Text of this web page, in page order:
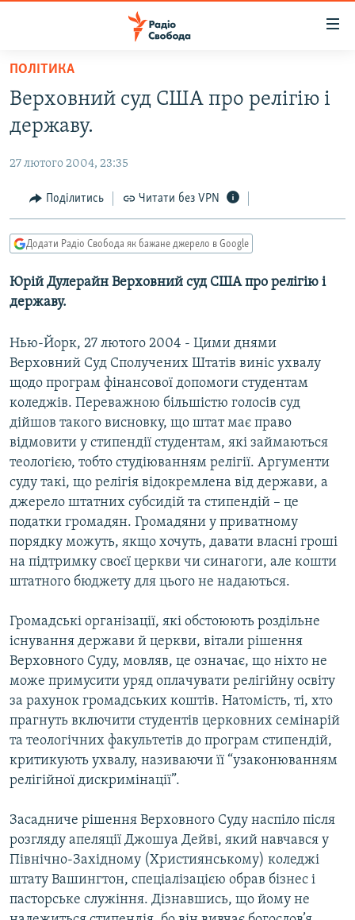
Перейти
основного
матеріалу
Перейти
до
навігації
Перейти
до
ВСЕ ЗА ДОБУ
СТАТТІ
ПОЛІТИКА
ЕКОНОМІКА
КУЛЬТУРА
СПОРТ
УКРАЇНА
СВІТ
ВІЙНА
РОСІЙСЬКА «ФІЛЬТРАЦІЯ»
КРИМ.РЕАЛІЇ
ТИ ЯК?
СХЕМИ
КИТАЙ.ВИКЛИКИ
МУЛЬТИМЕДІА
ФОТО
СПЕЦПРОЄКТИ
ПОДКАСТИ
КРИМ РЕАЛІЇ
РУС
УКР
КТАТ
ДОЛУЧАЙСЯ!
Усі сайти RFE/RL
ПОЛІТИКА
Верховний суд США про релігію і
державу.
27 лютого 2004, 23:35
Поділитись Читати без VPN
Додати Радіо Свобода як бажане джерело в Google
Юрій Дулерайн Верховний суд США про релігію і
державу.
Нью-Йорк, 27 лютого 2004 - Цими днями
Верховний Суд Сполучених Штатів виніс ухвалу
щодо програм фінансової допомоги студентам
коледжів. Переважною більшістю голосів суд
дійшов такого висновку, що штат має право
відмовити у стипендії студентам, які займаються
теологією, тобто студіюванням релігії. Аргументи
суду такі, що релігія відокремлена від держави, а
джерело штатних субсидій та стипендій – це
податки громадян. Громадяни у приватному
порядку можуть, якщо хочуть, давати власні гроші
на підтримку своєї церкви чи синагоги, але кошти
штатного бюджету для цього не надаються.
Громадські організації, які обстоюють роздільне
існування держави й церкви, вітали рішення
Верховного Суду, мовляв, це означає, що ніхто не
може примусити уряд оплачувати релігійну освіту
за рахунок громадських коштів. Натомість, ті, хто
прагнуть включити студентів церковних семінарій
та теологічних факультетів до програм стипендій,
критикують ухвалу, називаючи її “узаконюванням
релігійної дискримінації”.
Засадниче рішення Верховного Суду наспіло після
розгляду апеляції Джошуа Дейві, який навчався у
Північно-Західному (Християнському) коледжі
штату Вашингтон, спеціалізацією обрав бізнес і
пасторське служіння. Дізнавшись, що йому не